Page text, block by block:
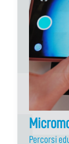
Percorsi